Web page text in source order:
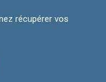
récupérer vos